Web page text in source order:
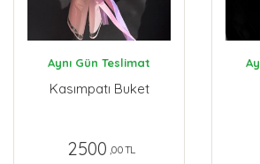
Aynı Gün Teslimat
Kasımpatı Buket
2500 ,00 TL